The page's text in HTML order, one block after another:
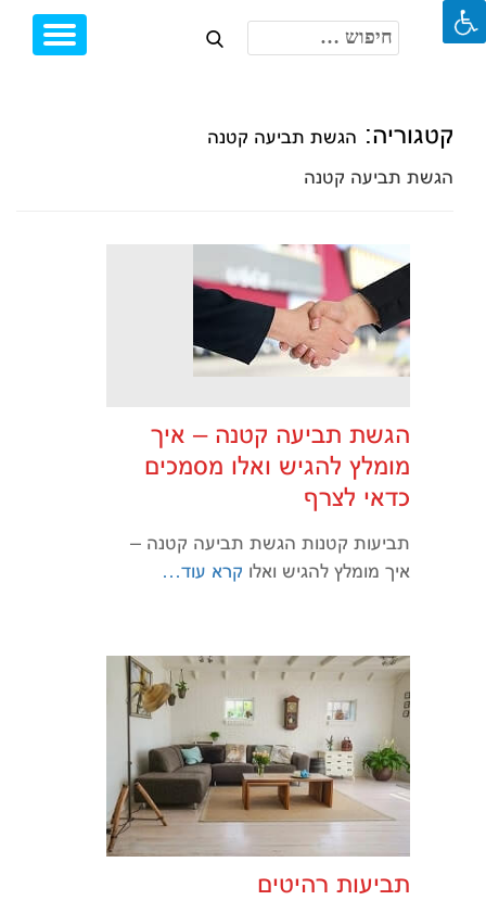
חיפוש:
קטגוריה: הגשת תביעה קטנה
הגשת תביעה קטנה
הגשת תביעה קטנה – איך
מומלץ להגיש ואלו מסמכים
כדאי לצרף
תביעות קטנות הגשת תביעה קטנה –
איך מומלץ להגיש ואלו קרא עוד…
תביעות רהיטים